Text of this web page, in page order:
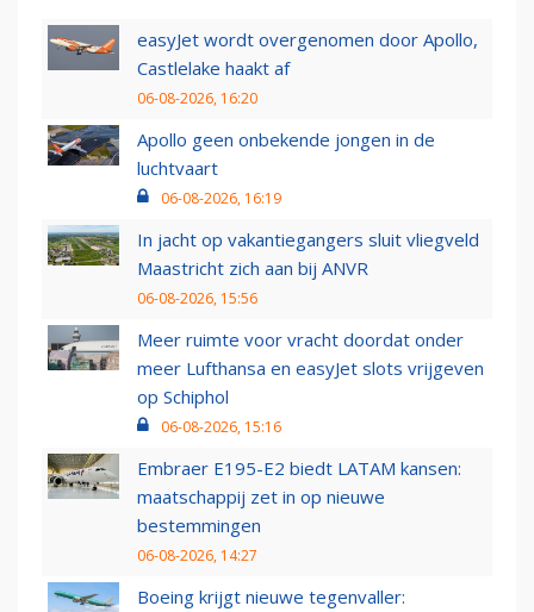
easyJet wordt overgenomen door Apollo,
Castlelake haakt af
06-08-2026, 16:20
Apollo geen onbekende jongen in de
luchtvaart
06-08-2026, 16:19
In jacht op vakantiegangers sluit vliegveld
Maastricht zich aan bij ANVR
06-08-2026, 15:56
Meer ruimte voor vracht doordat onder
meer Lufthansa en easyJet slots vrijgeven
op Schiphol
06-08-2026, 15:16
Embraer E195-E2 biedt LATAM kansen:
maatschappij zet in op nieuwe
bestemmingen
06-08-2026, 14:27
Boeing krijgt nieuwe tegenvaller: